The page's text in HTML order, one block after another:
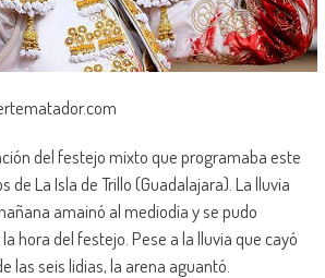
del festejo mixto que programaba este
de La Isla de Trillo (Guadalajara). La lluvia
amainó al mediodía y se pudo
hora del festejo. Pese a la lluvia que cayó
las seis lidias, la arena aguantó.